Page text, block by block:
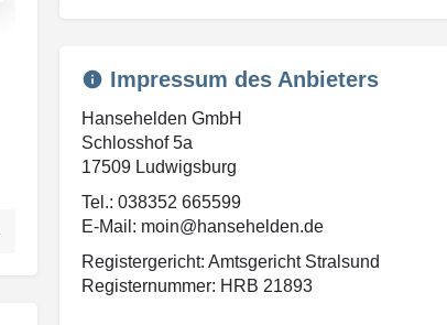
Impressum des Anbieters
Hansehelden GmbH
Schlosshof 5a
17509 Ludwigsburg
Tel.: 038352 665599
E-Mail: moin@hansehelden.de
Registergericht: Amtsgericht Stralsund
Registernummer: HRB 21893